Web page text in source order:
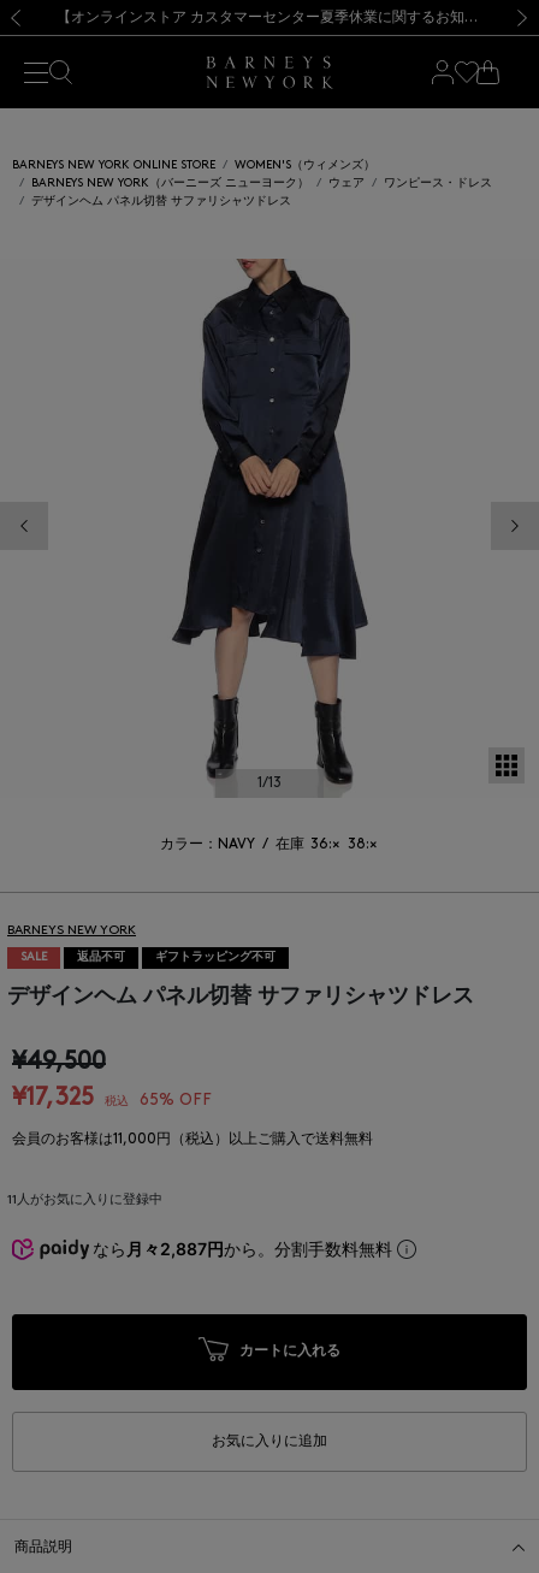
新規登録のお客様も対象！＜MY BARNEYS＞会員のお客様は11,000円（税込）以上のお買上げで常時送料無料！お買い物の際は会員登録を！
【夏季休業に伴う出荷一時停止のお知らせ】(2026.8.7) 【オンラインストア カスタマーセンター夏季休業に関するお知らせ】（2026.8.7）
【夏季休業に伴う返品・交換承り一時停止のお知らせ】（2026.8.5）
熊本県を中心とした地震の影響によるお荷物のお届けについて
【開催中】SUMMER SALEのご案内・ご注意事項 新規登録のお客様も対象！＜MY BARNEYS＞会員のお客様は11,000円（税込）以上のお買上げで常時送料無料！お買い物の際は会員登録を！
【夏季休業に伴う出荷一時停止のお知らせ】(2026.8.7)
BARNEYS NEW YORK ONLINE STORE
WOMEN'S（ウィメンズ）
BARNEYS NEW YORK（バーニーズ ニューヨーク）
ウェア
ワンピース・ドレス
デザインヘム パネル切替 サファリシャツドレス
1/13
カラー：NAVY / 在庫 36:× 38:×
BARNEYS NEW YORK
SALE 返品不可 ギフトラッピング不可
デザインヘム パネル切替 サファリシャツドレス
¥49,500
¥17,325
税込 65% OFF
会員のお客様は11,000円（税込）以上ご購入で送料無料
11 人がお気に入りに登録中
なら 月々2,887円から。分割手数料無料
カートに入れる
お気に入りに追加
商品説明